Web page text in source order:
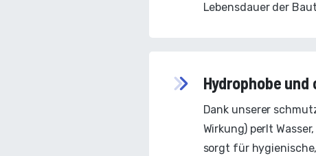
Lebensdauer der
Hydrophobe
Dank unserer
Wirkung) perlt
sorgt für